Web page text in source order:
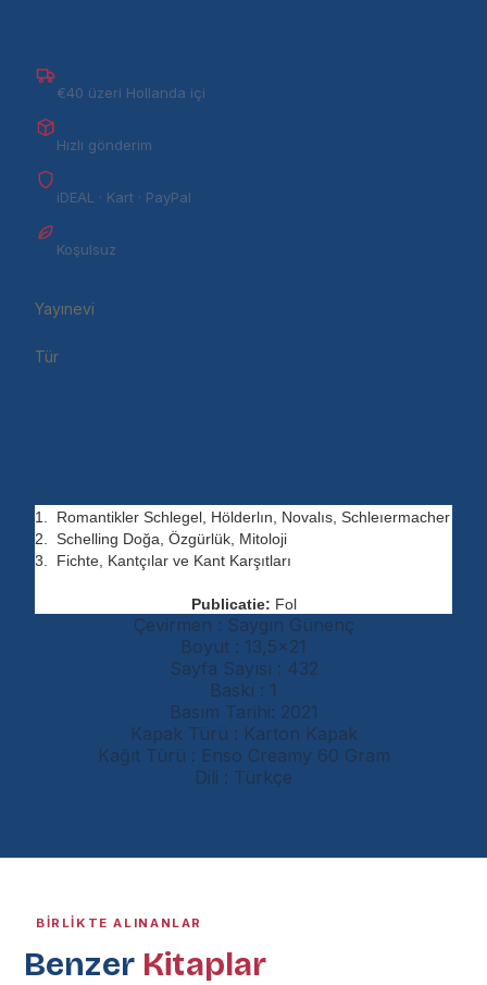
€40 üzeri Hollanda içi
Hızlı gönderim
iDEAL · Kart · PayPal
Koşulsuz
Yayınevi
Tür
1. Romantikler Schlegel, Hölderlın, Novalıs, Schleıermacher
2. Schelling Doğa, Özgürlük, Mitoloji
3. Fichte, Kantçılar ve Kant Karşıtları
Publicatie: Fol
Çevirmen : Saygın Günenç
Boyut : 13,5×21
Sayfa Sayısı : 432
Baskı : 1
Basım Tarihi: 2021
Kapak Türü : Karton Kapak
Kağıt Türü : Enso Creamy 60 Gram
Dili : Türkçe
BIRLIKTE ALINANLAR
Benzer Kitaplar